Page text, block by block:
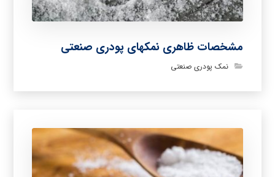
مشخصات ظاهری نمکهای پودری صنعتی
نمک پودری صنعتی